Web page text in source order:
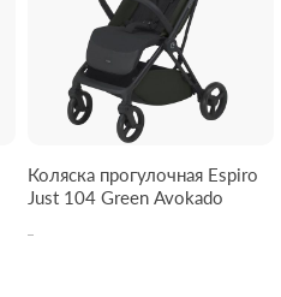
Коляска прогулочная Espiro
Just 104 Green Avokado